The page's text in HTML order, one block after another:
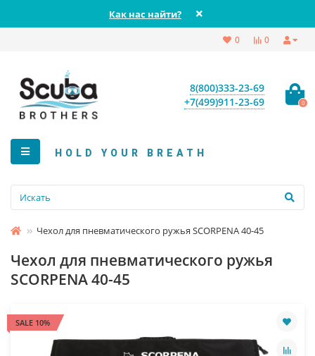
Как нас найти?
0
0
8(800)333-23-69
+7(499)911-23-69
0
HOLD YOUR BREATH
Чехол для пневматического ружья SCORPENA 40-45
Чехол для пневматического ружья
SCORPENA 40-45
SALE 10%